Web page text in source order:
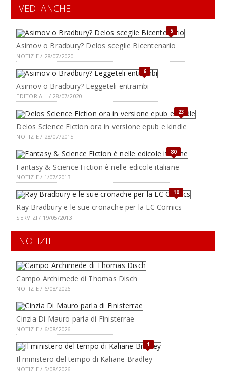
VEDI ANCHE
5
Asimov o Bradbury? Delos sceglie Bicentenario
NOTIZIE / 28/07/2020
6
Asimov o Bradbury? Leggeteli entrambi
EDITORIALI / 28/07/2020
23
Delos Science Fiction ora in versione epub e kindle
NOTIZIE / 28/07/2015
80
Fantasy & Science Fiction è nelle edicole italiane
NOTIZIE / 1/07/2013
10
Ray Bradbury e le sue cronache per la EC Comics
SERVIZI / 19/05/2013
NOTIZIE
Campo Archimede di Thomas Disch
NOTIZIE / 6/08/2026
Cinzia Di Mauro parla di Finisterrae
NOTIZIE / 6/08/2026
1
Il ministero del tempo di Kaliane Bradley
NOTIZIE / 5/08/2026